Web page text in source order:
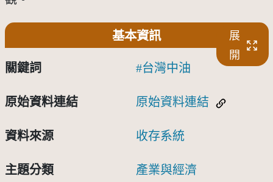
基本資訊
展
開
關鍵詞 台灣中油
原始資料連結 原始資料連結
資料來源 收存系統
主題分類 產業與經濟